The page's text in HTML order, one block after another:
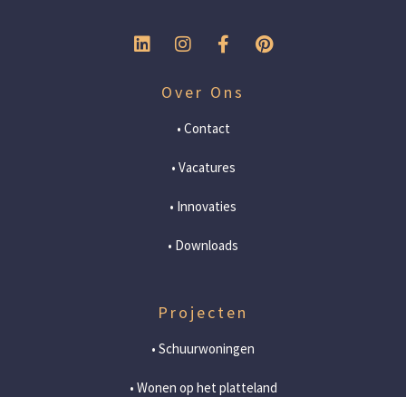
Over Ons
• Contact
• Vacatures
• Innovaties
• Downloads
Projecten
• Schuurwoningen
• Wonen op het platteland